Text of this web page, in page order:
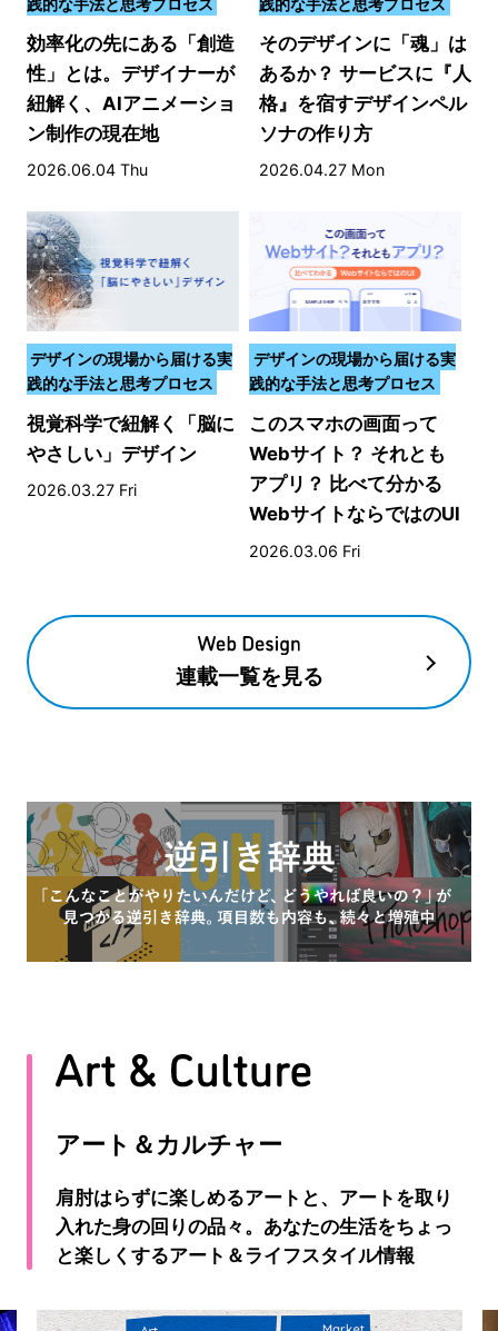
効率化の先にある「創造
性」とは。デザイナーが
紐解く、AIアニメーショ
ン制作の現在地
2026.06.04 Thu
そのデザインに「魂」は
あるか？ サービスに『人
格』を宿すデザインペル
ソナの作り方
2026.04.27 Mon
デザインの現場から届ける実
践的な手法と思考プロセス
視覚科学で紐解く「脳に
やさしい」デザイン
2026.03.27 Fri
デザインの現場から届ける実
践的な手法と思考プロセス
このスマホの画面って
Webサイト？ それとも
アプリ？ 比べて分かる
WebサイトならではのUI
とデザイン
2026.03.06 Fri
連載一覧を見る
アート＆カルチャー
肩肘はらずに楽しめるアートと、アートを取り
入れた身の回りの品々。あなたの生活をちょっ
と楽しくするアート＆ライフスタイル情報